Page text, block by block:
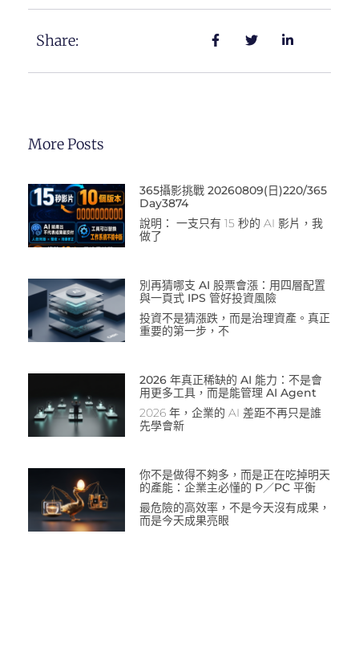
Share:
More Posts
365攝影挑戰 20260809(日)220/365
Day3874
說明： 一支只有 15 秒的 AI 影片，我
做了
別再猜哪支 AI 股票會漲：用四層配置
與一頁式 IPS 管好投資風險
投資不是猜漲跌，而是治理資產。真正
重要的第一步，不
2026 年真正稀缺的 AI 能力：不是會
用更多工具，而是能管理 AI Agent
2026 年，企業的 AI 差距不再只是誰
先學會新
你不是做得不夠多，而是正在吃掉明天
的產能：企業主必懂的 P／PC 平衡
最危險的高效率，不是今天沒有成果，
而是今天成果亮眼